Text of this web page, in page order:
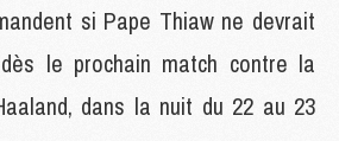
si Pape Thiaw ne devrait
le prochain match contre la
dans la nuit du 22 au 23